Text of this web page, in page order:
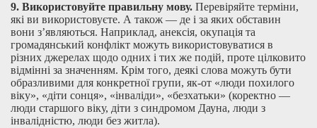
9. Використовуйте правильну мову. Перевіряйте терміни,
які ви використовуєте. А також — де і за яких обставин
вони з’являються. Наприклад, анексія, окупація та
громадянський конфлікт можуть використовуватися в
різних джерелах щодо одних і тих же подій, проте цілковито
відмінні за значенням. Крім того, деякі слова можуть бути
образливими для конкретної групи, як-от «люди похилого
віку», «діти сонця», «інваліди», «безхатьки» (коректно —
люди старшого віку, діти з синдромом Дауна, люди з
інвалідністю, люди без житла).